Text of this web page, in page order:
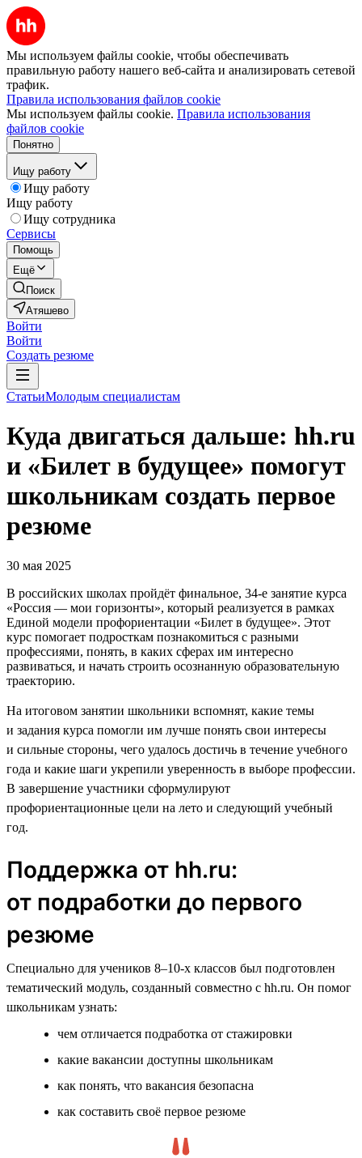
Мы используем файлы cookie, чтобы обеспечивать
правильную работу нашего веб-сайта и анализировать сетевой
трафик.
Правила использования файлов cookie
Мы используем файлы cookie. Правила использования
файлов cookie
Понятно
Ищу работу
Ищу работу
Ищу работу
Ищу сотрудника
Сервисы
Помощь
Ещё
Поиск
Атяшево
Войти
Войти
Создать резюме
СтатьиМолодым специалистам
Куда двигаться дальше: hh.ru
и «Билет в будущее» помогут
школьникам создать первое
резюме
30 мая 2025
В российских школах пройдёт финальное, 34-е занятие курса
«Россия — мои горизонты», который реализуется в рамках
Единой модели профориентации «Билет в будущее». Этот
курс помогает подросткам познакомиться с разными
профессиями, понять, в каких сферах им интересно
развиваться, и начать строить осознанную образовательную
траекторию.
На итоговом занятии школьники вспомнят, какие темы
и задания курса помогли им лучше понять свои интересы
и сильные стороны, чего удалось достичь в течение учебного
года и какие шаги укрепили уверенность в выборе профессии.
В завершение участники сформулируют
профориентационные цели на лето и следующий учебный
год.
Поддержка от hh.ru:
от подработки до первого
резюме
Специально для учеников 8–10-х классов был подготовлен
тематический модуль, созданный совместно с hh.ru. Он помог
школьникам узнать:
чем отличается подработка от стажировки
какие вакансии доступны школьникам
как понять, что вакансия безопасна
как составить своё первое резюме